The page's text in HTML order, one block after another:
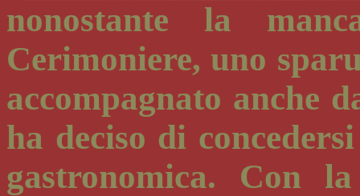
nonostante la
Cerimoniere, uno
accompagnato anche
ha deciso di
gastronomica. Con